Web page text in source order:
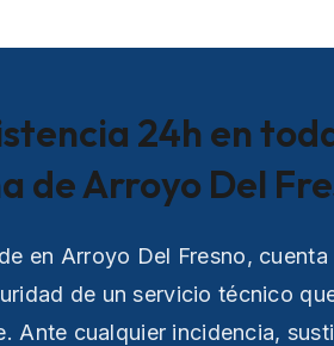
24h en
de Arroyo Del
en Arroyo Del Fresno,
de un servicio técnico
Ante cualquier incidencia,